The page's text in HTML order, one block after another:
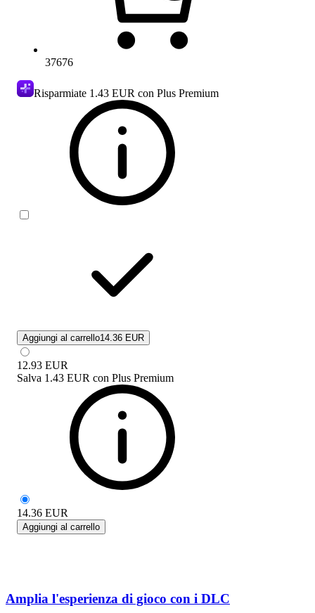
37676
Risparmiate 1.43 EUR con Plus Premium
Aggiungi al carrello14.36 EUR
12.93 EUR
Salva 1.43 EUR con Plus Premium
14.36 EUR
Aggiungi al carrello
Amplia l'esperienza di gioco con i DLC